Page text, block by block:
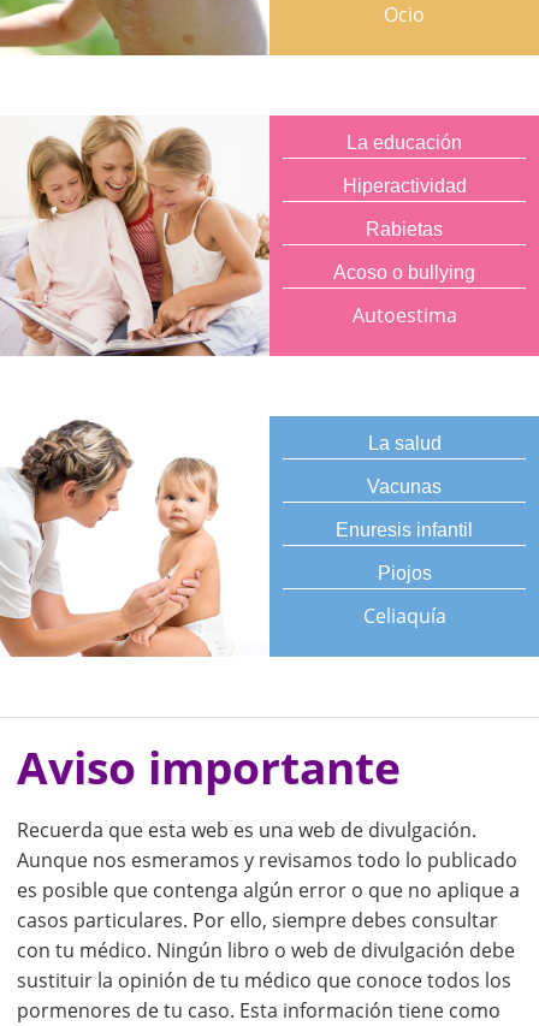
Ocio
La educación
Hiperactividad
Rabietas
Acoso o bullying
Autoestima
La salud
Vacunas
Enuresis infantil
Piojos
Celiaquía
Aviso importante
Recuerda que esta web es una web de divulgación.
Aunque nos esmeramos y revisamos todo lo publicado
es posible que contenga algún error o que no aplique a
casos particulares. Por ello, siempre debes consultar
con tu médico. Ningún libro o web de divulgación debe
sustituir la opinión de tu médico que conoce todos los
pormenores de tu caso. Esta información tiene como